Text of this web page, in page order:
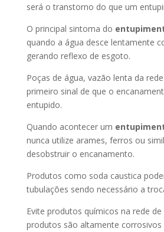
será o transtorno do que um
O principal sintoma do
quando a água desce lentamente
gerando reflexo de esgoto.
Poças de água, vazão lenta da
primeiro sinal de que o
entupido.
Quando acontecer um
nunca utilize arames, ferros ou
desobstruir o encanamento.
Produtos como soda caustica
tubulações sendo necessário a
Evite produtos químicos na rede
produtos são altamente corrosivos